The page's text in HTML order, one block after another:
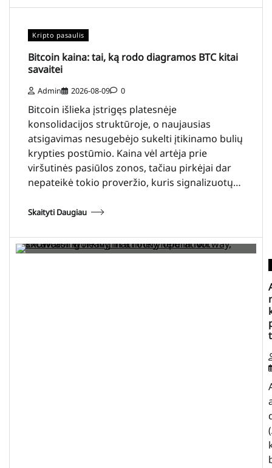
Kripto pasaulis
Bitcoin kaina: tai, ką rodo diagramos BTC kitai
savaitei
Admin 2026-08-09 0
Bitcoin išlieka įstrigęs platesnėje
konsolidacijos struktūroje, o naujausias
atsigavimas nesugebėjo sukelti įtikinamo bulių
krypties postūmio. Kaina vėl artėja prie
viršutinės pasiūlos zonos, tačiau pirkėjai dar
nepateikė tokio proveržio, kuris signalizuotų…
Skaityti Daugiau